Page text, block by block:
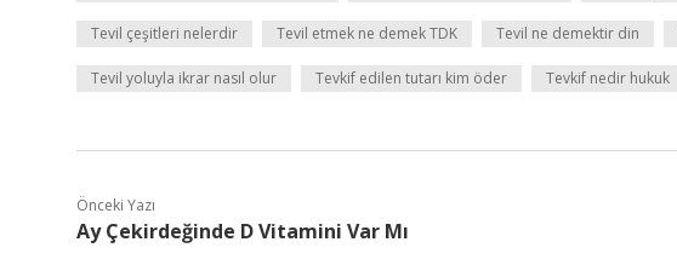
Tevil çeşitleri nelerdir Tevil etmek ne demek TDK Tevil ne demektir din
Tevil yoluyla ikrar nasıl olur Tevkif edilen tutarı kim öder Tevkif nedir hukuk
Önceki Yazı
Ay Çekirdeğinde D Vitamini Var Mı